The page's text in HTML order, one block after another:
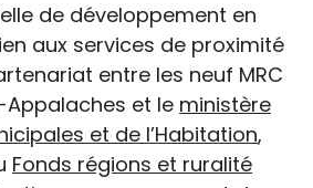
de développement en
aux services de proximité
entre les neuf MRC
et le ministère
et de l’Habitation,
Fonds régions et ruralité